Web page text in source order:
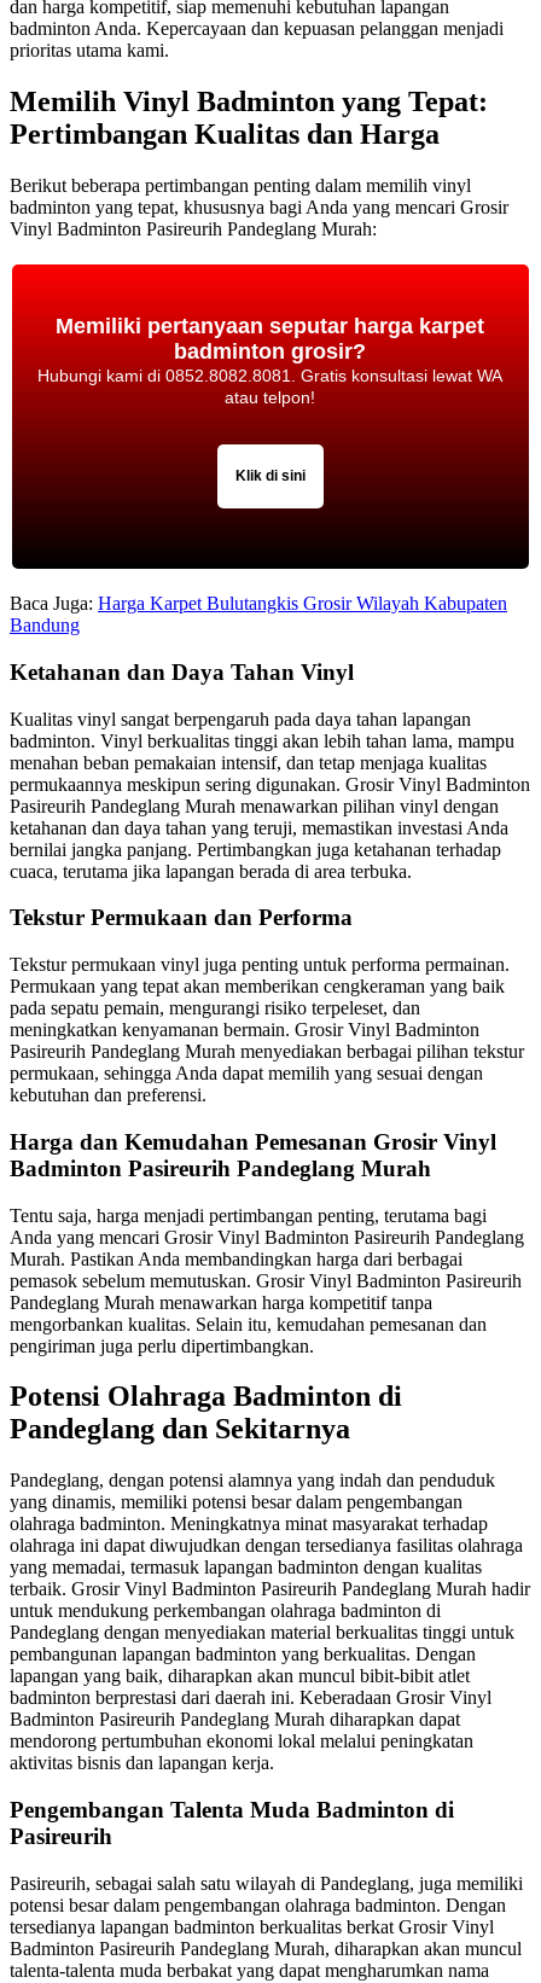
dan harga kompetitif, siap memenuhi kebutuhan lapangan
badminton Anda. Kepercayaan dan kepuasan pelanggan menjadi
prioritas utama kami.
Memilih Vinyl Badminton yang Tepat:
Pertimbangan Kualitas dan Harga
Berikut beberapa pertimbangan penting dalam memilih vinyl
badminton yang tepat, khususnya bagi Anda yang mencari Grosir
Vinyl Badminton Pasireurih Pandeglang Murah:
Memiliki pertanyaan seputar harga karpet
badminton grosir?
Hubungi kami di 0852.8082.8081. Gratis konsultasi lewat WA
atau telpon!
Klik di sini
Baca Juga: Harga Karpet Bulutangkis Grosir Wilayah Kabupaten
Bandung
Ketahanan dan Daya Tahan Vinyl
Kualitas vinyl sangat berpengaruh pada daya tahan lapangan
badminton. Vinyl berkualitas tinggi akan lebih tahan lama, mampu
menahan beban pemakaian intensif, dan tetap menjaga kualitas
permukaannya meskipun sering digunakan. Grosir Vinyl Badminton
Pasireurih Pandeglang Murah menawarkan pilihan vinyl dengan
ketahanan dan daya tahan yang teruji, memastikan investasi Anda
bernilai jangka panjang. Pertimbangkan juga ketahanan terhadap
cuaca, terutama jika lapangan berada di area terbuka.
Tekstur Permukaan dan Performa
Tekstur permukaan vinyl juga penting untuk performa permainan.
Permukaan yang tepat akan memberikan cengkeraman yang baik
pada sepatu pemain, mengurangi risiko terpeleset, dan
meningkatkan kenyamanan bermain. Grosir Vinyl Badminton
Pasireurih Pandeglang Murah menyediakan berbagai pilihan tekstur
permukaan, sehingga Anda dapat memilih yang sesuai dengan
kebutuhan dan preferensi.
Harga dan Kemudahan Pemesanan Grosir Vinyl
Badminton Pasireurih Pandeglang Murah
Tentu saja, harga menjadi pertimbangan penting, terutama bagi
Anda yang mencari Grosir Vinyl Badminton Pasireurih Pandeglang
Murah. Pastikan Anda membandingkan harga dari berbagai
pemasok sebelum memutuskan. Grosir Vinyl Badminton Pasireurih
Pandeglang Murah menawarkan harga kompetitif tanpa
mengorbankan kualitas. Selain itu, kemudahan pemesanan dan
pengiriman juga perlu dipertimbangkan.
Potensi Olahraga Badminton di
Pandeglang dan Sekitarnya
Pandeglang, dengan potensi alamnya yang indah dan penduduk
yang dinamis, memiliki potensi besar dalam pengembangan
olahraga badminton. Meningkatnya minat masyarakat terhadap
olahraga ini dapat diwujudkan dengan tersedianya fasilitas olahraga
yang memadai, termasuk lapangan badminton dengan kualitas
terbaik. Grosir Vinyl Badminton Pasireurih Pandeglang Murah hadir
untuk mendukung perkembangan olahraga badminton di
Pandeglang dengan menyediakan material berkualitas tinggi untuk
pembangunan lapangan badminton yang berkualitas. Dengan
lapangan yang baik, diharapkan akan muncul bibit-bibit atlet
badminton berprestasi dari daerah ini. Keberadaan Grosir Vinyl
Badminton Pasireurih Pandeglang Murah diharapkan dapat
mendorong pertumbuhan ekonomi lokal melalui peningkatan
aktivitas bisnis dan lapangan kerja.
Pengembangan Talenta Muda Badminton di
Pasireurih
Pasireurih, sebagai salah satu wilayah di Pandeglang, juga memiliki
potensi besar dalam pengembangan olahraga badminton. Dengan
tersedianya lapangan badminton berkualitas berkat Grosir Vinyl
Badminton Pasireurih Pandeglang Murah, diharapkan akan muncul
talenta-talenta muda berbakat yang dapat mengharumkan nama